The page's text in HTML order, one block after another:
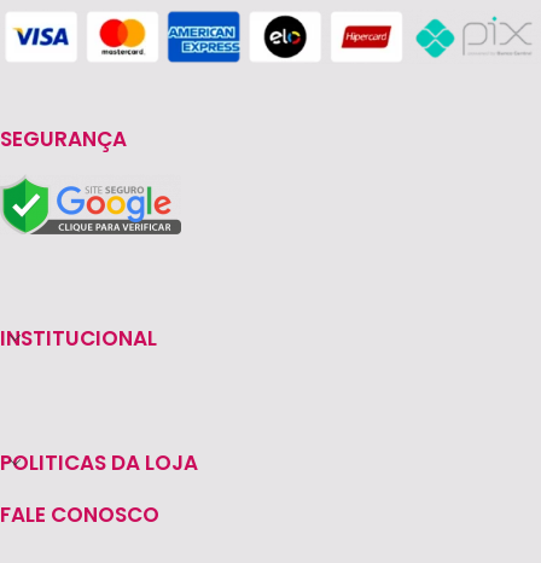
SEGURANÇA
INSTITUCIONAL
POLITICAS DA LOJA
FALE CONOSCO